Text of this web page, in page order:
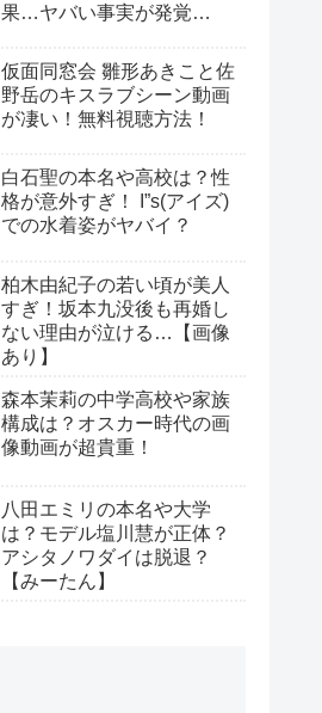
果…ヤバい事実が発覚…
仮面同窓会 雛形あきこと佐
野岳のキスラブシーン動画
が凄い！無料視聴方法！
白石聖の本名や高校は？性
格が意外すぎ！ I”s(アイズ)
での水着姿がヤバイ？
柏木由紀子の若い頃が美人
すぎ！坂本九没後も再婚し
ない理由が泣ける…【画像
あり】
森本茉莉の中学高校や家族
構成は？オスカー時代の画
像動画が超貴重！
八田エミリの本名や大学
は？モデル塩川慧が正体？
アシタノワダイは脱退？
【みーたん】